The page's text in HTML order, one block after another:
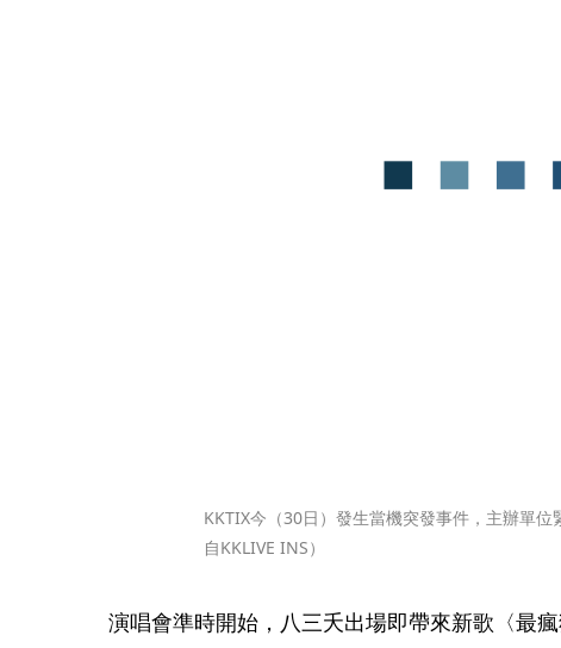
KKTIX今（30日）發生當機突發事件，主辦單
自KKLIVE INS）
演唱會準時開始，八三夭出場即帶來新歌〈最